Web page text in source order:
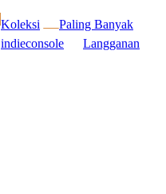
Koleksi
Paling Banyak
indieconsole Langganan